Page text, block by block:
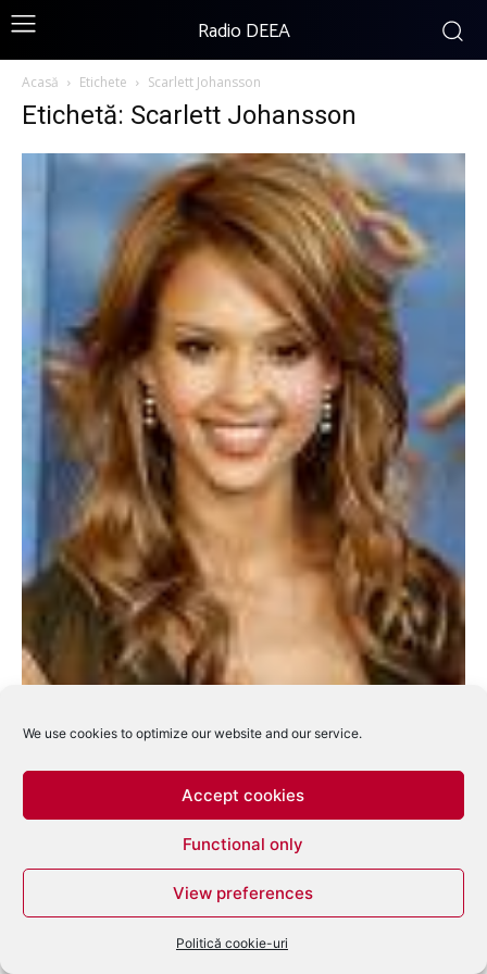
We use cookies to optimize our website and our service.
Accept cookies
Functional only
View preferences
Politică cookie-uri
Radio DEEA
Acasă Etichete Scarlett Johansson
Etichetă: Scarlett Johansson
Cei Mai Dintre cei mai in 2007